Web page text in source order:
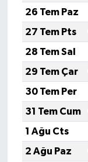
26 Tem Paz
27 Tem Pts
28 Tem Sal
29 Tem Çar
30 Tem Per
31 Tem Cum
1 Ağu Cts
2 Ağu Paz